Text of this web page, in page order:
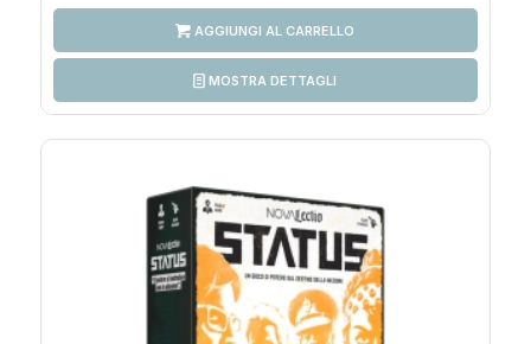
AGGIUNGI AL CARRELLO
MOSTRA DETTAGLI